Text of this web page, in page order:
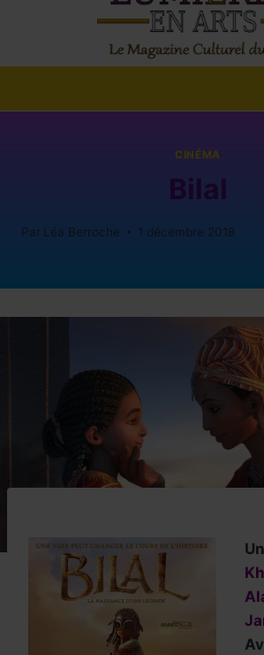
CINÉMA
Bilal
Par Léa Berroche 1 décembre 2018